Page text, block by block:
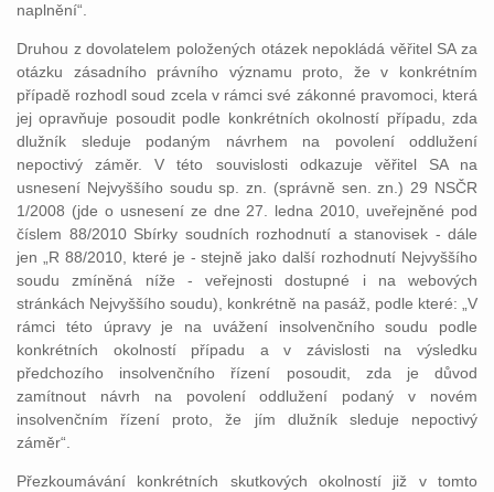
naplnění“.
Druhou z dovolatelem položených otázek nepokládá věřitel SA za
otázku zásadního právního významu proto, že v konkrétním
případě rozhodl soud zcela v rámci své zákonné pravomoci, která
jej opravňuje posoudit podle konkrétních okolností případu, zda
dlužník sleduje podaným návrhem na povolení oddlužení
nepoctivý záměr. V této souvislosti odkazuje věřitel SA na
usnesení Nejvyššího soudu sp. zn. (správně sen. zn.) 29 NSČR
1/2008 (jde o usnesení ze dne 27. ledna 2010, uveřejněné pod
číslem 88/2010 Sbírky soudních rozhodnutí a stanovisek - dále
jen „R 88/2010, které je - stejně jako další rozhodnutí Nejvyššího
soudu zmíněná níže - veřejnosti dostupné i na webových
stránkách Nejvyššího soudu), konkrétně na pasáž, podle které: „V
rámci této úpravy je na uvážení insolvenčního soudu podle
konkrétních okolností případu a v závislosti na výsledku
předchozího insolvenčního řízení posoudit, zda je důvod
zamítnout návrh na povolení oddlužení podaný v novém
insolvenčním řízení proto, že jím dlužník sleduje nepoctivý
záměr“.
Přezkoumávání konkrétních skutkových okolností již v tomto